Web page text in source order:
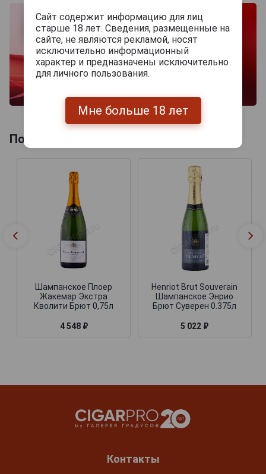
Похожие Шампанские
Шампанское Плоер
Жакемар Экстра
Кволити Брют 0,75л
4 548 ₽
Henriot Brut Souverain
Шампанское Энрио
Брют Суверен 0.375л
5 022 ₽
Контакты
Сайт содержит информацию для лиц
старше 18 лет. Сведения, размещенные на
сайте, не являются рекламой, носят
исключительно информационный
характер и предназначены исключительно
для личного пользования.
Мне больше 18 лет